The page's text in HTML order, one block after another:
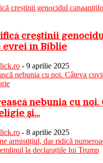
creștinii
evrei în Biblie
- 9 aprilie 2025
nebunia cu
și...
- 8 aprilie 2025